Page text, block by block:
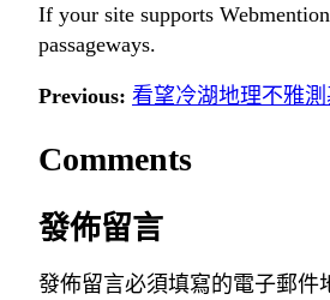
If your site supports
passageways.
Previous: 看望冷湖地理不雅
Comments
發佈留言
發佈留言必須填寫的電子郵件